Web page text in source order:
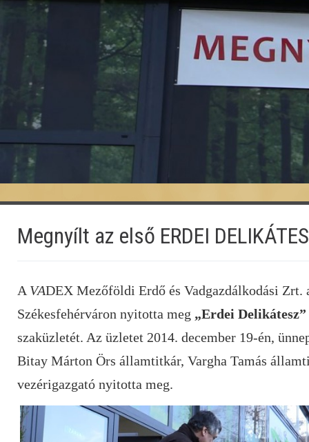
Megnyílt az első ERDEI
A VADEX Mezőföldi Erdő és Vadgazdálkodási Zrt.
Székesfehérváron nyitotta meg „Erdei Delikátesz”
szaküzletét. Az üzletet 2014. december 19-én,
Bitay Márton Örs államtitkár, Vargha Tamás
vezérigazgató nyitotta meg.